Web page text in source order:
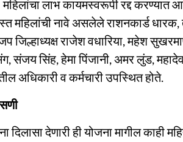
लाभ कायमस्वरूपी रद्द करण्यात
महिलांची नावे असलेले राशनकार्ड धारक,
जिल्हाध्यक्ष राजेश वधारिया, महेश
संजय सिंह, हेमा पिंजानी, अमर लुंड,
अधिकारी व कर्मचारी उपस्थित होते.
दिलासा देणारी ही योजना मागील काही